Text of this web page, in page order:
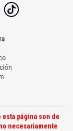
página son de
necesariamente